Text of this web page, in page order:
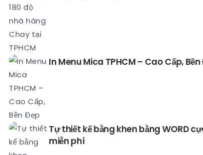
In Menu Mica TPHCM – Cao Cấp,
Tự thiết kế bằng khen bằng WORD
miễn phí